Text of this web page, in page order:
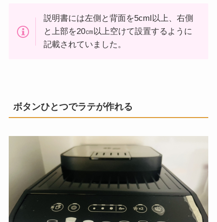
説明書には左側と背面を5cmI以上、右側
と上部を20㎝以上空けて設置するように
記載されていました。
ボタンひとつでラテが作れる